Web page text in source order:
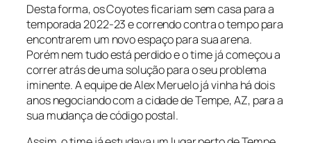
Desta forma, os Coyotes ficariam sem casa para a
temporada 2022-23 e correndo contra o tempo para
encontrarem um novo espaço para sua arena.
Porém nem tudo está perdido e o time já começou a
correr atrás de uma solução para o seu problema
iminente. A equipe de Alex Meruelo já vinha há dois
anos negociando com a cidade de Tempe, AZ, para a
sua mudança de código postal.